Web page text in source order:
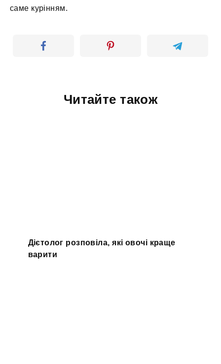
саме курінням.
Читайте також
Дієтолог розповіла, які овочі краще
варити